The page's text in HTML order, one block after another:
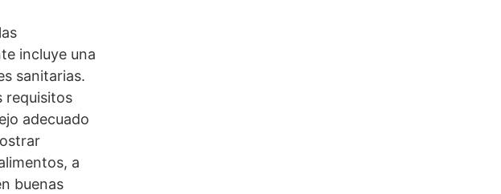
incluye una
sanitarias.
requisitos
adecuado
a
buenas